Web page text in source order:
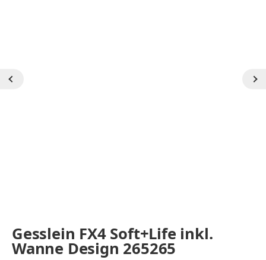
Gesslein FX4 Soft+Life inkl.
Wanne Design 265265